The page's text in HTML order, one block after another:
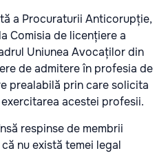
a Procuraturii Anticorupție,
Comisia de licențiere a
Uniunea Avocaților din
de admitere în profesia de
prealabilă prin care solicita
acestei profesii.
respinse de membrii
nu există temei legal